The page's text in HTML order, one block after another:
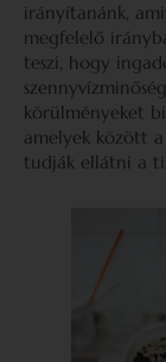
irányítanánk,
megfelelő
teszi, hogy
körülményeket
amelyek között
tudják ellátni a